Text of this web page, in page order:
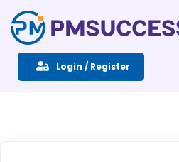
Login / Register
Sign in
Sign in